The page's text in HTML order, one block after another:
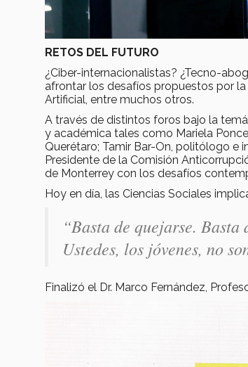
RETOS DEL FUTURO
¿Ciber-internacionalistas? ¿Tecno-
afrontar los desafíos propuestos por
Artificial, entre muchos otros.
A través de distintos foros bajo la
y académica tales como Mariela
Querétaro; Tamir Bar-On, politólogo e
Presidente de la Comisión
de Monterrey con los desafíos
Hoy en día, las Ciencias Sociales
“Basta de quejarse.
Ustedes, los jóvenes, no
Finalizó el Dr. Marco Fernández,